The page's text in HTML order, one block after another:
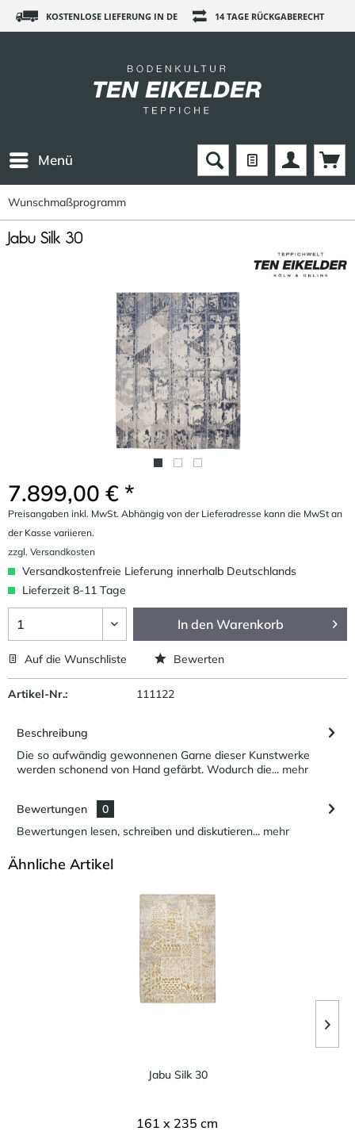
KOSTENLOSE LIEFERUNG IN DE 14 TAGE RÜCKGABERECHT
Menü
Wunschmaßprogramm
Jabu Silk 30
7.899,00 € *
Preisangaben inkl. MwSt. Abhängig von der Lieferadresse kann die MwSt an
der Kasse variieren.
zzgl. Versandkosten
Versandkostenfreie Lieferung innerhalb Deutschlands
Lieferzeit 8-11 Tage
In den Warenkorb
Auf die Wunschliste Bewerten
Artikel-Nr.: 111122
Beschreibung
Die so aufwändig gewonnenen Garne dieser Kunstwerke
werden schonend von Hand gefärbt. Wodurch die... mehr
Bewertungen
0
Bewertungen lesen, schreiben und diskutieren... mehr
Ähnliche Artikel
Jabu Silk 30
161 x 235 cm